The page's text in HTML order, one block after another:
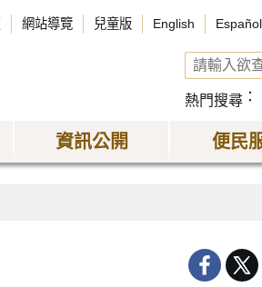
網站導覽 兒童版 English Español
熱門搜尋
資訊公開 便民